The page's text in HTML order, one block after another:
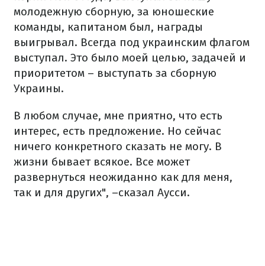
молодежную сборную, за юношеские
команды, капитаном был, награды
выигрывал. Всегда под украинским флагом
выступал. Это было моей целью, задачей и
приоритетом – выступать за сборную
Украины.
В любом случае, мне приятно, что есть
интерес, есть предложение. Но сейчас
ничего конкретного сказать не могу. В
жизни бывает всякое. Все может
развернуться неожиданно как для меня,
так и для других", –сказал Аусси.